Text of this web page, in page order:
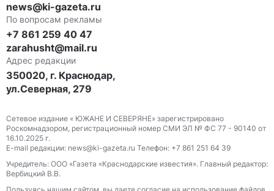
news@ki-gazeta.ru
По вопросам рекламы
+7 861 259 40 47
zarahusht@mail.ru
Адрес редакции
350020, г. Краснодар,
ул.Северная, 279
Сетевое издание « ЮЖАНЕ И СЕВЕРЯНЕ» зарегистрировано
Роскомнадзором, регистрационный номер СМИ ЭЛ № ФС 77 - 90140 от
16.10.2025 г.
E-mail редакции: news@ki-gazeta.ru Телефон: +7 861 251 64 39
Учредитель: ООО «Газета «Краснодарские известия». Главный редактор:
Вербицкий В.В.